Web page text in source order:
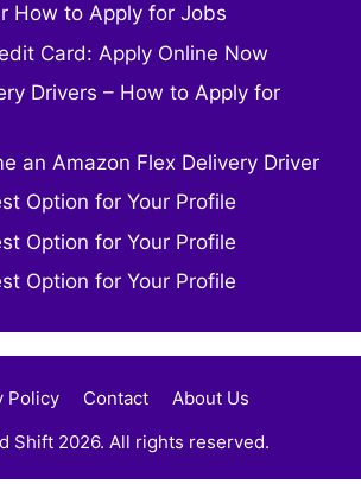
How to Apply for Jobs
Card: Apply Online Now
Drivers – How to Apply for
an Amazon Flex Delivery Driver
Option for Your Profile
Option for Your Profile
Option for Your Profile
Policy Contact
About Us
Shift 2026. All rights reserved.